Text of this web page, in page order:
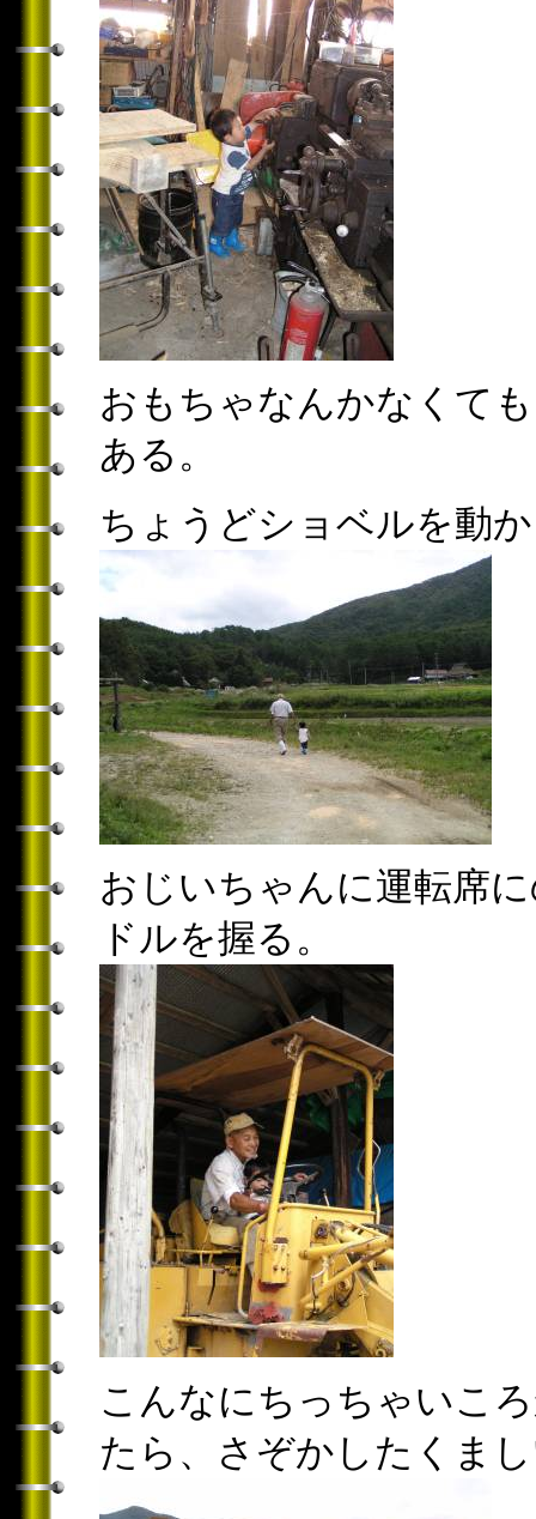
おもちゃなんかなくて
ある。
ちょうどショベルを動
おじいちゃんに運転席
ドルを握る。
こんなにちっちゃいこ
たら、さぞかしたくま